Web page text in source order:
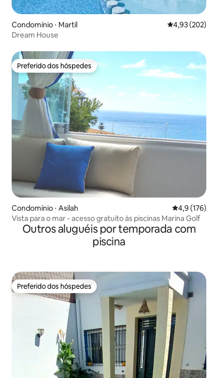
Condomínio ⋅ Martil 4,93 de uma
4,93 (202)
Dream House
Preferido dos hóspedes
Preferido dos hóspedes
Condomínio ⋅ Asilah 4,9 de uma
4,9 (176)
Vista para o mar - acesso gratuito às piscinas Marina Golf
Outros aluguéis por temporada com
piscina
Preferido dos hóspedes
Preferido dos hóspedes